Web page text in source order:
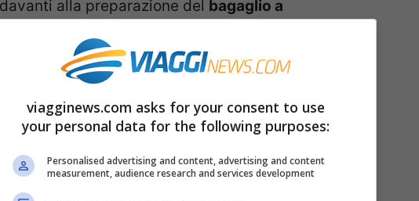
alla preparazione del bagaglio a
piccolo spazio tutte le cose che vi
così preparato un elenco di consigli su
e soprattutto un po’ di informazioni
no.
mano?
viagginews.com asks for your consent to use
your personal data for the following purposes:
Personalised advertising and content, advertising and content
measurement, audience research and services development